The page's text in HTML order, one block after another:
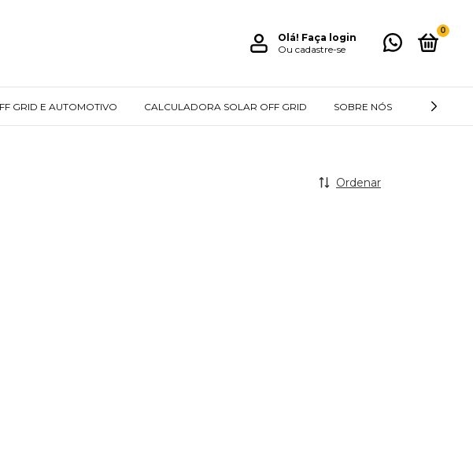
Olá! Faça login
Ou cadastre-se
0
GRID E AUTOMOTIVO CALCULADORA SOLAR OFF GRID SOBRE NÓS BLOG
Ordenar